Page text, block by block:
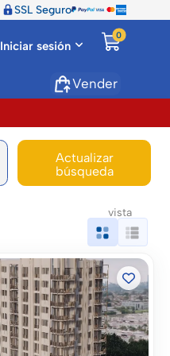
SSL Seguro
Iniciar sesión
0
Vender
Actualizar
búsqueda
vista